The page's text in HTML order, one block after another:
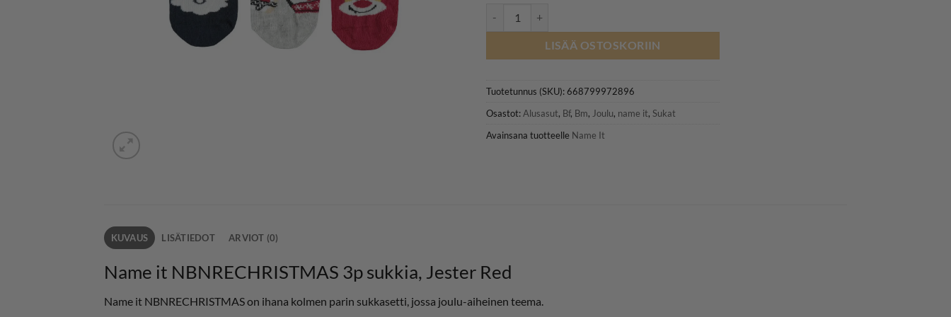
LISÄÄ OSTOSKORIIN
Tuotetunnus (SKU):668799972896
Osastot:Alusasut, Bf, Bm, Joulu, name it, Sukat
Avainsana tuotteelle Name It
KUVAUS LISÄTIEDOT ARVIOT (0)
Name it NBNRECHRISTMAS 3p sukkia, Jester Red
Name it NBNRECHRISTMAS on ihana kolmen parin sukkasetti, jossa joulu-aiheinen teema.